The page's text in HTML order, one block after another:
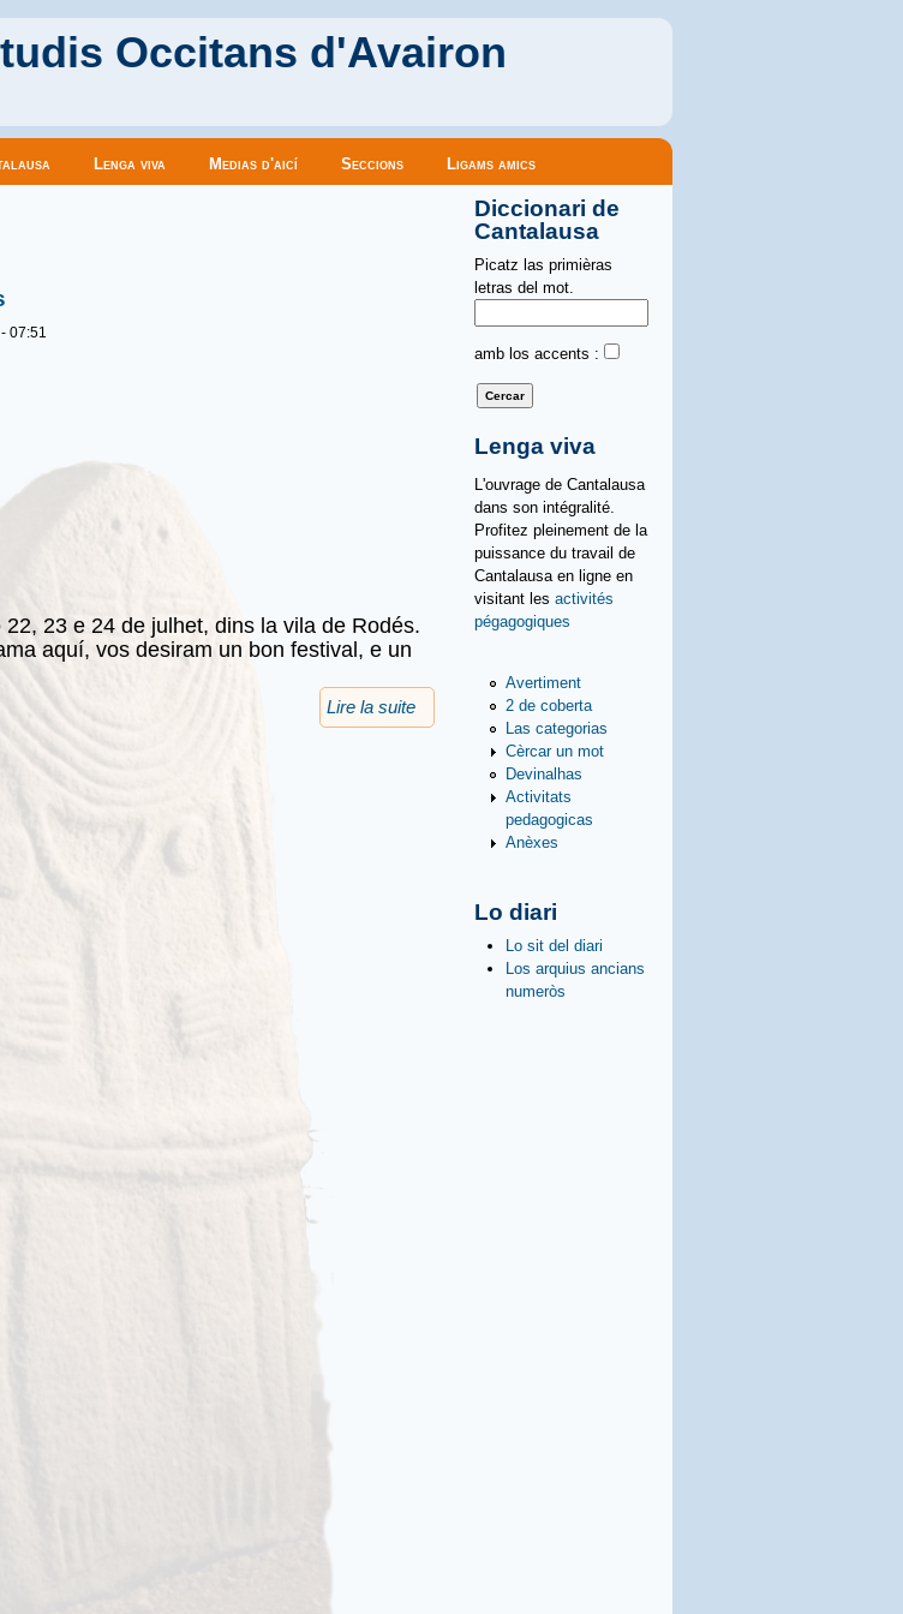
Occitans d'Avairon
Lenga viva Medias d'aicí Seccions Ligams amics
07:51
23 e 24 de julhet, dins la vila de Rodés.
aquí, vos desiram un bon festival, e un
Lire la suite de Estivada 2021 a Rodés
Diccionari de
Cantalausa
Picatz las primièras
letras del mot.
amb los accents :
Lenga viva
L'ouvrage de Cantalausa
dans son intégralité.
Profitez pleinement de la
puissance du travail de
Cantalausa en ligne en
visitant les activités
pégagogiques
Avertiment
2 de coberta
Las categorias
Cèrcar un mot
Devinalhas
Activitats
pedagogicas
Anèxes
Lo diari
Lo sit del diari
Los arquius ancians
numeròs